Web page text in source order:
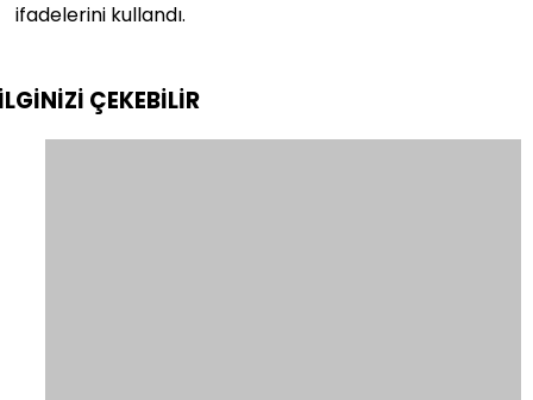
ifadelerini kullandı.
ÇEKEBİLİR